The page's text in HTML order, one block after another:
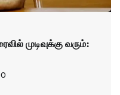
முடிவுக்கு வரும்:
0